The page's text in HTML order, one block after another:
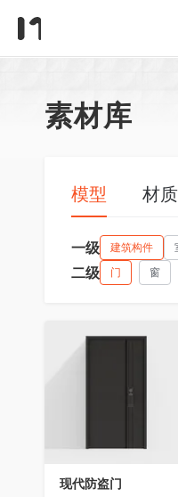
素材库
模型 材质
一级 建筑构件
二级 门 窗
收藏
现代防盗门